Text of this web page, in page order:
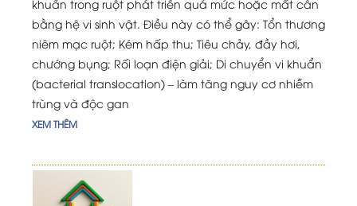
khuẩn trong ruột phát triển quá mức hoặc mất cân
bằng hệ vi sinh vật. Điều này có thể gây: Tổn thương
niêm mạc ruột; Kém hấp thu; Tiêu chảy, đầy hơi,
chướng bụng; Rối loạn điện giải; Di chuyển vi khuẩn
(bacterial translocation) – làm tăng nguy cơ nhiễm
trùng và độc gan
XEM THÊM